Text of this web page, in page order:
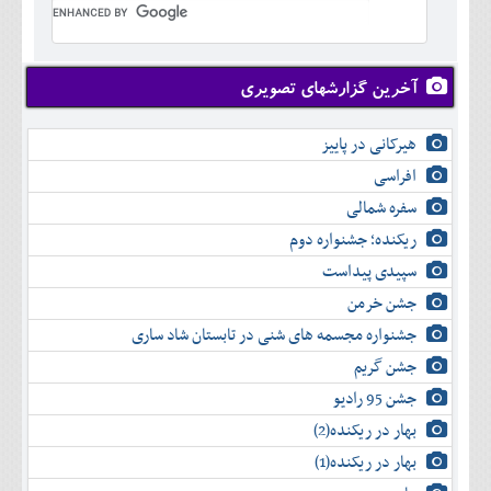
دی
بهمن
اسفند
آبان
آذر
دی
بهمن
اسفند
شهريور
مهر
آبان
آذر
دی
بهمن
اسفند
تير
مرداد
شهريور
مهر
آبان
آذر
دی
بهمن
اسفند
آخرین گزارشهای تصویری
هیرکانی در پاییز
افراسی
سفره شمالی
ریکنده؛ جشنواره دوم
سپیدی پیداست
جشن خرمن
جشنواره مجسمه های شنی در تابستان شاد ساری
جشن گریم
جشن 95 رادیو
بهار در ریکنده(2)
بهار در ریکنده(1)